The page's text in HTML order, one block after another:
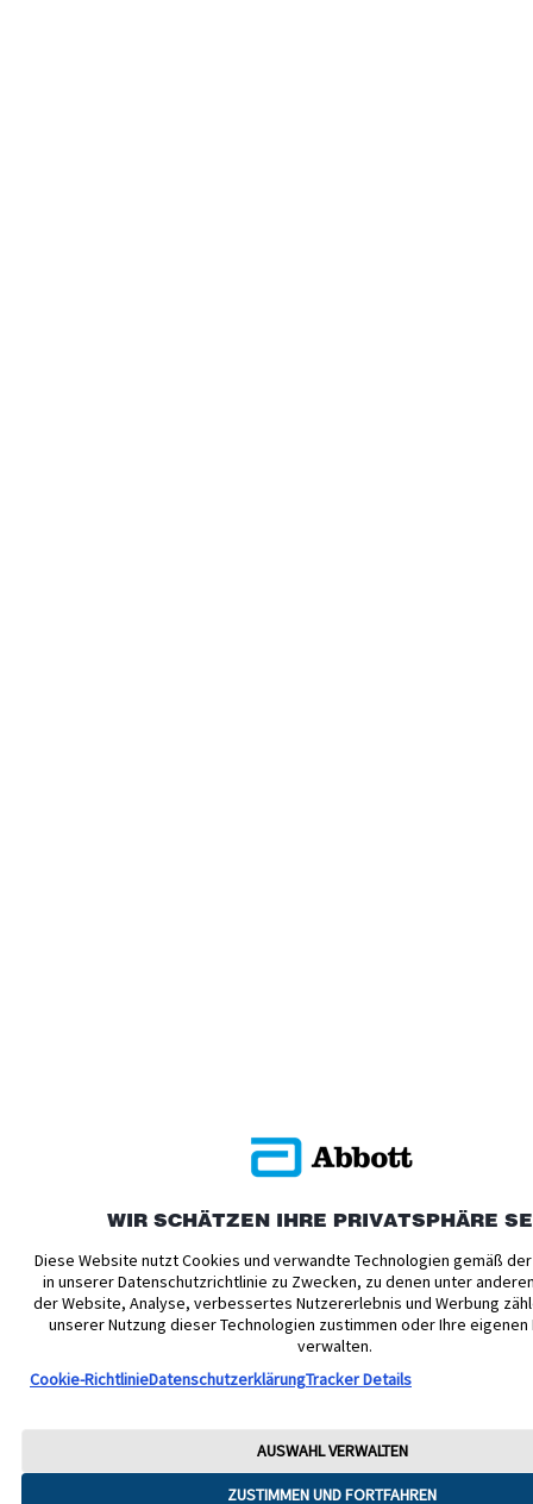
WIR SCHÄTZEN IHRE PRIVATSPHÄRE
Diese Website nutzt Cookies und verwandte Technologien gemäß
in unserer Datenschutzrichtlinie zu Zwecken, zu denen unter
der Website, Analyse, verbessertes Nutzererlebnis und Werbung
unserer Nutzung dieser Technologien zustimmen oder Ihre
verwalten.
Cookie-RichtlinieDatenschutzerklärungTracker Details
ZUSTIMMEN UND FORTFAHREN
AUSWAHL VERWALTEN